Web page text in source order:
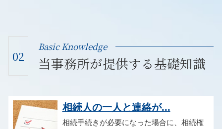
02
Basic Knowledge
当事務所が提供する基礎知識
相続人の一人と連絡が...
相続手続きが必要になった場合に、相続権